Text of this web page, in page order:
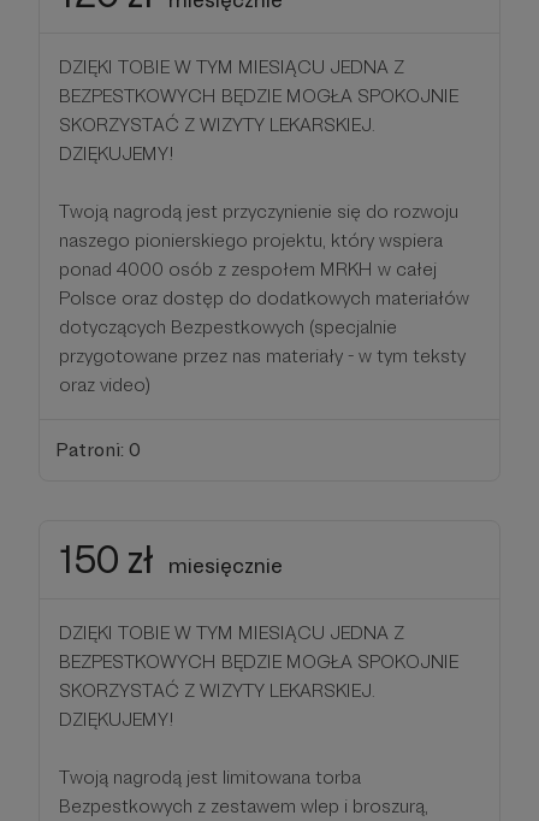
DZIĘKI TOBIE W TYM MIESIĄCU JEDNA Z
BEZPESTKOWYCH BĘDZIE MOGŁA SPOKOJNIE
SKORZYSTAĆ Z WIZYTY LEKARSKIEJ.
DZIĘKUJEMY!
Twoją nagrodą jest przyczynienie się do rozwoju
naszego pionierskiego projektu, który wspiera
ponad 4000 osób z zespołem MRKH w całej
Polsce oraz dostęp do dodatkowych materiałów
dotyczących Bezpestkowych (specjalnie
przygotowane przez nas materiały - w tym teksty
oraz video)
Patroni: 0
150 zł miesięcznie
DZIĘKI TOBIE W TYM MIESIĄCU JEDNA Z
BEZPESTKOWYCH BĘDZIE MOGŁA SPOKOJNIE
SKORZYSTAĆ Z WIZYTY LEKARSKIEJ.
DZIĘKUJEMY!
Twoją nagrodą jest limitowana torba
Bezpestkowych z zestawem wlep i broszurą,